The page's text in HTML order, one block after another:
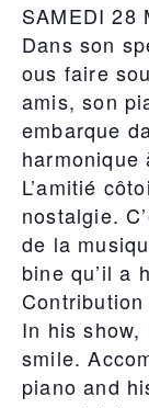
SAMEDI 28
Dans son
ous faire
amis, son
embarque
L’amitié
nostalgie.
de la
bine qu’il a
In his show,
smile.
piano and